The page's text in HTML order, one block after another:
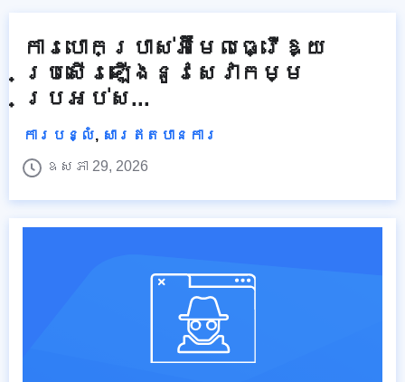
ការបោកប្រាស់អ៊ីមែលធ្វើឱ្យ
ប្រសើរឡើងនូវសេវាកម្ម
ប្រអប់ស...
ការបន្លំ, សារឥតបានការ
ឧសភា 29, 2026